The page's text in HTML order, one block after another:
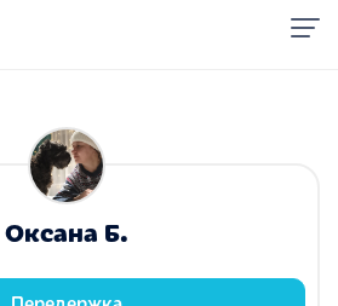
Оксана Б.